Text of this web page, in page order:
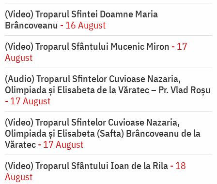
(Video) Troparul Sfintei Doamne Maria
Brâncoveanu - 16 August
(Video) Troparul Sfântului Mucenic Miron - 17
August
(Audio) Troparul Sfintelor Cuvioase Nazaria,
Olimpiada și Elisabeta de la Văratec – Pr. Vlad Roșu
- 17 August
(Video) Troparul Sfintelor Cuvioase Nazaria,
Olimpiada și Elisabeta (Safta) Brâncoveanu de la
Văratec- 17 August
(Video) Troparul Sfântului Ioan de la Rila- 18
August